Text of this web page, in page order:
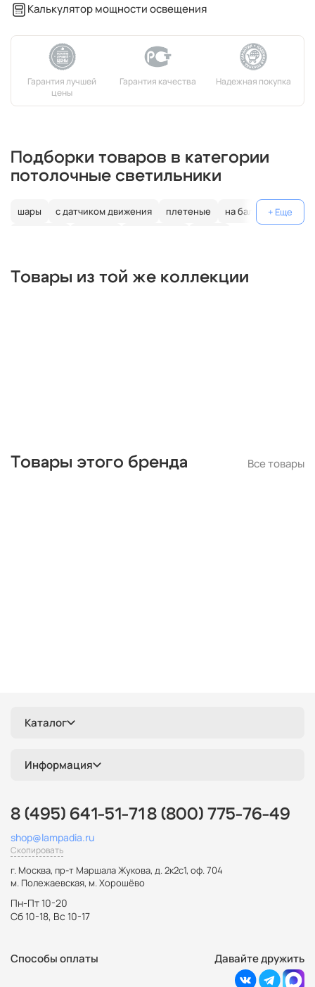
Калькулятор мощности освещения
Подборки товаров в категории
потолочные светильники
шары с датчиком движения плетеные
на балкон
дизайнерские
декоративные
гибкие
Товары из той же коллекции
Товары этого бренда Все товары
Каталог
Информация
8 (495) 641-51-71 8 (800) 775-76-49
shop@lampadia.ru
Скопировать
г. Москва, пр-т Маршала Жукова, д. 2к2с1, оф. 704
м. Полежаевская, м. Хорошёво
Пн-Пт 10-20
Сб 10-18, Вс 10-17
Способы оплаты Давайте дружить